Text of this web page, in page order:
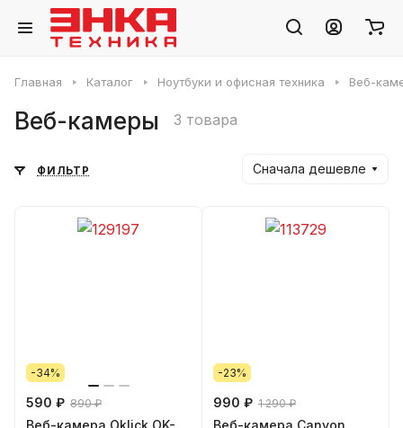
Главная Каталог Ноутбуки и офисная техника Веб-
Веб-камеры 3 товара
ФИЛЬТР Сначала дешевле
-34%
590 ₽ 890 ₽
Веб-камера Oklick OK-
-23%
990 ₽ 1 290 ₽
Веб-камера Canyon